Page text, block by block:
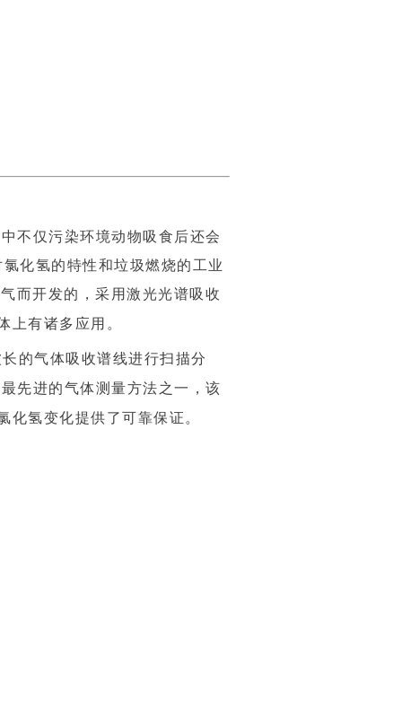
不仅污染环境动物吸食后还会
化氢的特性和垃圾燃烧的工业
而开发的，采用激光光谱吸收
上有诸多应用。
的气体吸收谱线进行扫描分
先进的气体测量方法之一，该
氢变化提供了可靠保证。